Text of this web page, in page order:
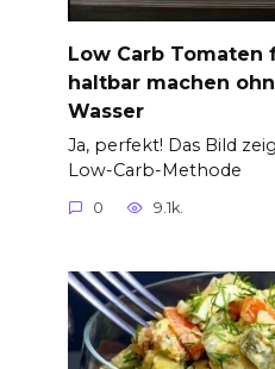
Low Carb
haltbar machen
Wasser
Ja, perfekt! Das Bild
Low-Carb-Methode
0 9.1k.